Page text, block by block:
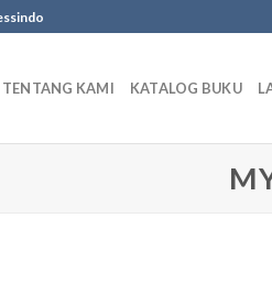
TENTANG KAMI KATALOG BUKU